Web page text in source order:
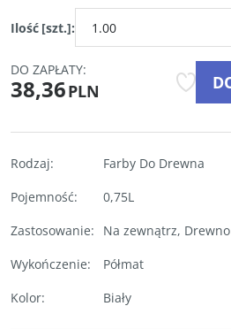
Ilość [szt.]:
DO ZAPŁATY:
38,36PLN
Rodzaj:
Farby Do Drewna
Pojemność:
0,75L
Zastosowanie: Na zewnątrz, Drewno
Wykończenie:
Półmat
Kolor: Biały